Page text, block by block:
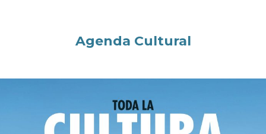
Agenda Cultural